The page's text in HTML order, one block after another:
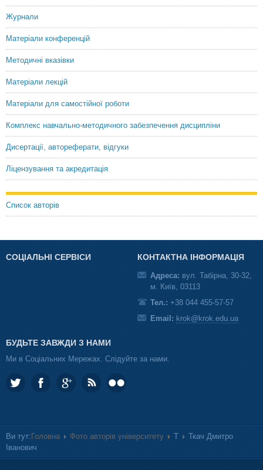
Журнали
Матеріали конференцій
Методичні вказівки
Матеріали лекцій
Матеріали для самостійної роботи
Комплекс навчально-методичного забезпечення дисципліни
Дисертації, автореферати, відгуки
Ліцензування та акредитація
Список авторів
СОЦІАЛЬНІ СЕРВІСИ КОНТАКТНА ІНФОРМАЦІЯ
Адреса: вул. Табірна, 30-32,
м. Київ, 03113
Тел.: +38 044 455-57-57
Email: krok@krok.edu.ua
БУДЬТЕ ЗАВЖДИ З НАМИ
Ми в Соціальних Мережах. Слідуйте за нами.
Ви тут: Головна Фото авторів університету Т
Ткач Дмитро
Іванович